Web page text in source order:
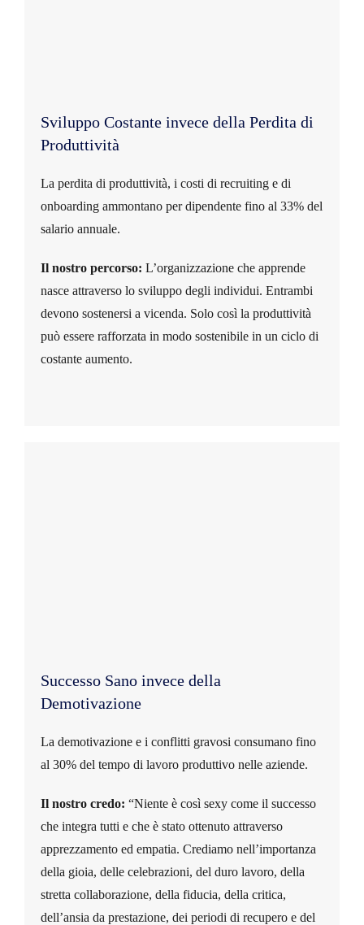
Sviluppo Costante invece della Perdita di
Produttività
La perdita di produttività, i costi di recruiting e di
onboarding ammontano per dipendente fino al 33% del
salario annuale.
Il nostro percorso: L’organizzazione che apprende
nasce attraverso lo sviluppo degli individui. Entrambi
devono sostenersi a vicenda. Solo così la produttività
può essere rafforzata in modo sostenibile in un ciclo di
costante aumento.
Successo Sano invece della
Demotivazione
La demotivazione e i conflitti gravosi consumano fino
al 30% del tempo di lavoro produttivo nelle aziende.
Il nostro credo: “Niente è così sexy come il successo
che integra tutti e che è stato ottenuto attraverso
apprezzamento ed empatia. Crediamo nell’importanza
della gioia, delle celebrazioni, del duro lavoro, della
stretta collaborazione, della fiducia, della critica,
dell’ansia da prestazione, dei periodi di recupero e del